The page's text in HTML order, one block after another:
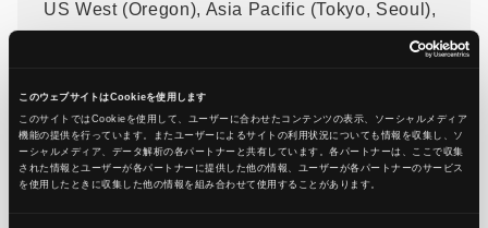
このウェブサイトはCookieを使用します
このサイトではCookieを使用して、ユーザーに合わせたコンテンツの表示、ソーシャルメディア
機能の提供を行っています。またユーザーによるサイトの利用状況についても情報を収集し、ソ
ーシャルメディア、データ解析の各パートナーと共有しています。各パートナーは、ここで収集
された情報とユーザーが各パートナーに提供した他の情報、ユーザーが各パートナーのサービス
を使用したときに収集した他の情報を組み合わせて使用​​することがあります。
US West (Oregon), Asia Pacific (Tokyo, Seoul),
instances as On-Demand Instances, Reserved
Instances, Spot Instances, or as part of Savings
Plans.